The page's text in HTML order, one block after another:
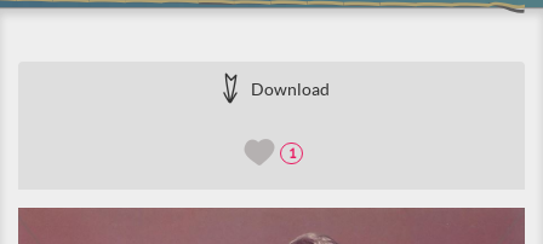
Download
1